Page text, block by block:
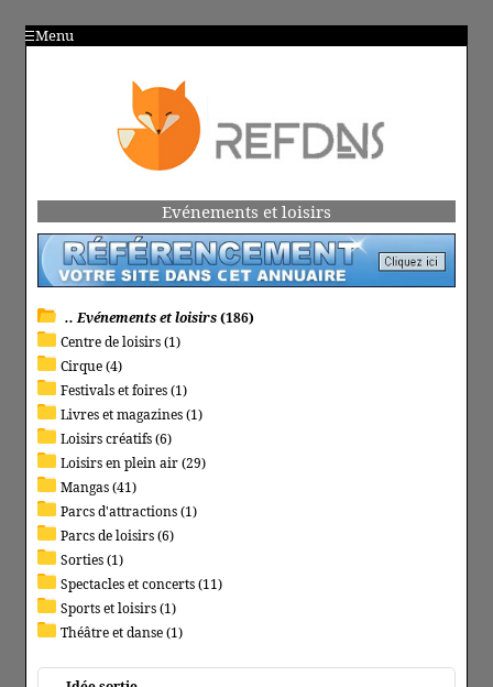
Menu
Evénements et loisirs
.. Evénements et loisirs(186)
Centre de loisirs (1)
Cirque (4)
Festivals et foires (1)
Livres et magazines (1)
Loisirs créatifs (6)
Loisirs en plein air (29)
Mangas (41)
Parcs d'attractions (1)
Parcs de loisirs (6)
Sorties (1)
Spectacles et concerts (11)
Sports et loisirs (1)
Théâtre et danse (1)